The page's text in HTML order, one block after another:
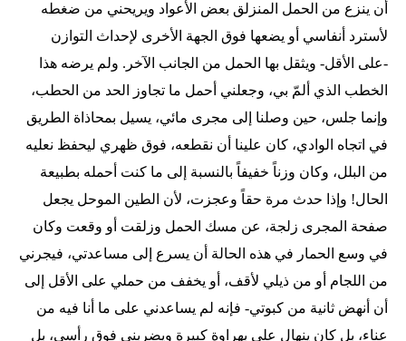
أن ينزع من الحمل المنزلق بعض الأعواد ويريحني من ضغطه
لأسترد أنفاسي أو يضعها فوق الجهة الأخرى لإحداث التوازن
-على الأقل- ويثقل بها الحمل من الجانب الآخر. ولم يرضه هذا
الخطب الذي ألمّ بي، وجعلني أحمل ما تجاوز الحد من الحطب،
وإنما جلس، حين وصلنا إلى مجرى مائي، يسيل بمحاذاة الطريق
في اتجاه الوادي، كان علينا أن نقطعه، فوق ظهري ليحفظ نعليه
من البلل، وكان وزناً خفيفاً بالنسبة إلى ما كنت أحمله بطبيعة
الحال! وإذا حدث مرة حقاً وعجزت، لأن الطين الموحل يجعل
صفحة المجرى زلجة، عن مسك الحمل وزلقت أو وقعت وكان
في وسع الحمار في هذه الحالة أن يسرع إلى مساعدتي، فيجرني
من اللجام أو من ذيلي لأقف، أو يخفف من حملي على الأقل إلى
أن أنهض ثانية من كبوتي- فإنه لم يساعدني على ما أنا فيه من
عناء، بل كان ينهال علي بهراوة كبيرة ويضربني فوق رأسي، بل